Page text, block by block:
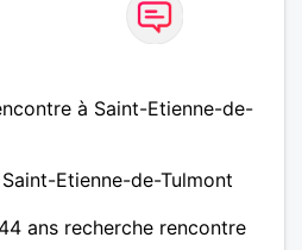
à Saint-Etienne-de-
Etienne-de-Tulmont
ans recherche rencontre